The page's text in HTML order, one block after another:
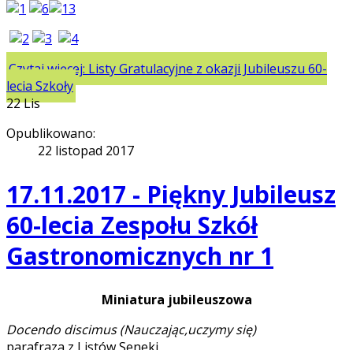
Czytaj więcej: Listy Gratulacyjne z okazji Jubileuszu 60-
lecia Szkoły
22Lis
Opublikowano:
22 listopad 2017
17.11.2017 - Piękny Jubileusz
60-lecia Zespołu Szkół
Gastronomicznych nr 1
Miniatura jubileuszowa
Docendo discimus (Nauczając,uczymy się)